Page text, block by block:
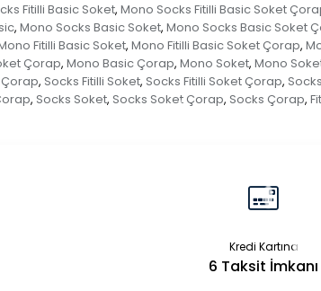
Fitilli Basic Soket, Mono Socks Fitilli Basic Soket
, Mono Socks Basic Soket, Mono Socks Basic Soket
Fitilli Basic Soket, Mono Fitilli Basic Soket Çorap,
Çorap, Mono Basic Çorap, Mono Soket, Mono
Çorap, Socks Fitilli Soket, Socks Fitilli Soket Çorap,
, Socks Soket, Socks Soket Çorap, Socks Çorap,
Kredi Kartına
6 Taksit İmkanı